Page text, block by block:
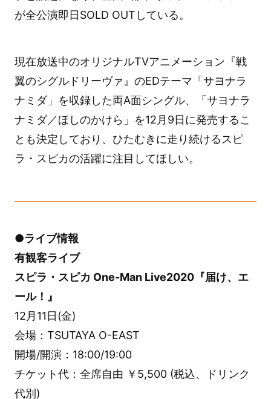
が全公演即日SOLD OUTしている。
現在放送中のオリジナルTVアニメーション『戦
翼のシグルドリーヴァ』のEDテーマ「サヨナラ
ナミダ」を収録した両A面シングル、「サヨナラ
ナミダ／ほしのかけら」を12月9日に発売するこ
とも決定しており、ひたむきに走り続けるスピ
ラ・スピカの活躍に注目してほしい。
●ライブ情報
有観客ライブ
スピラ・スピカ One-Man Live2020『届け、エ
ール！』
12月11日(金)
会場：TSUTAYA O-EAST
開場/開演：18:00/19:00
チケット代：全席自由 ￥5,500 (税込、ドリンク
代別)